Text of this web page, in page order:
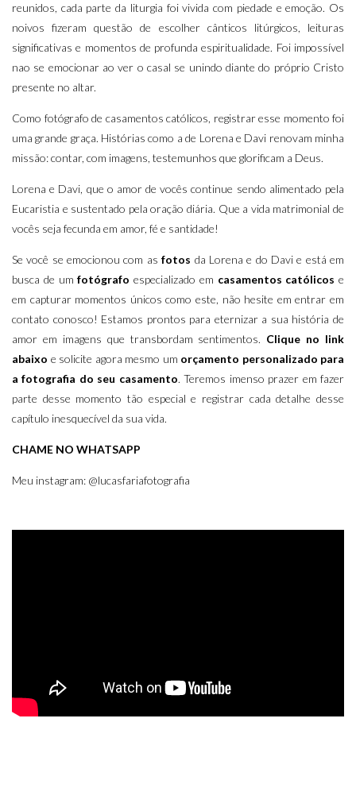
reunidos, cada parte da liturgia foi vivida com piedade e emoção. Os
noivos fizeram questão de escolher cânticos litúrgicos, leituras
significativas e momentos de profunda espiritualidade. Foi impossível
nao se emocionar ao ver o casal se unindo diante do próprio Cristo
presente no altar.
Como fotógrafo de casamentos católicos, registrar esse momento foi
uma grande graça. Histórias como a de Lorena e Davi renovam minha
missão: contar, com imagens, testemunhos que glorificam a Deus.
Lorena e Davi, que o amor de vocês continue sendo alimentado pela
Eucaristia e sustentado pela oração diária. Que a vida matrimonial de
vocês seja fecunda em amor, fé e santidade!
Se você se emocionou com asfotos da Lorena e do Davi e está em
busca de umfotógrafo especializado em casamentos católicos e
em capturar momentos únicos como este, não hesite em entrar em
contato conosco! Estamos prontos para eternizar a sua história de
amor em imagens que transbordam sentimentos. Clique no link
abaixo e solicite agora mesmo um orçamento personalizado para
a fotografia do seu casamento. Teremos imenso prazer em fazer
parte desse momento tão especial e registrar cada detalhe desse
capítulo inesquecível da sua vida.
CHAME NO WHATSAPP
Meu instagram: @lucasfariafotografia